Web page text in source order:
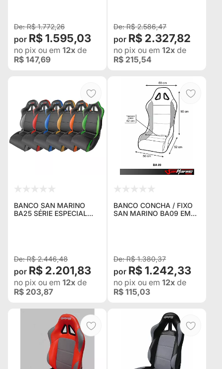
R$ 1.772,26
R$ 1.595,03
no pix ou em 12x de
R$ 147,69
R$ 2.586,47
R$ 2.327,82
no pix ou em 12x de
R$ 215,54
BANCO SAN MARINO
BA25 SÉRIE ESPECIAL
R$ 2.446,48
R$ 2.201,83
no pix ou em 12x de
R$ 203,87
BANCO CONCHA / FIXO
SAN MARINO BA09 EM
R$ 1.380,37
R$ 1.242,33
no pix ou em 12x de
R$ 115,03